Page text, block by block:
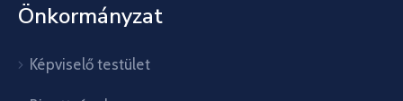
Önkormányzat
Képviselő testület